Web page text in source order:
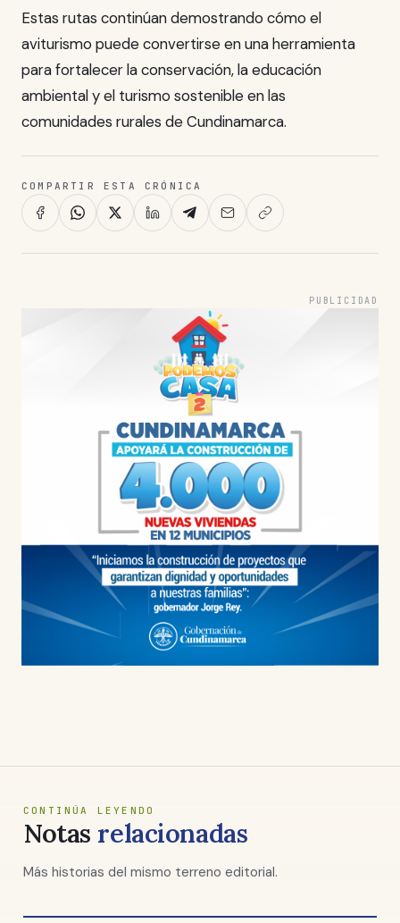
Estas rutas continúan demostrando cómo el
aviturismo puede convertirse en una herramienta
para fortalecer la conservación, la educación
ambiental y el turismo sostenible en las
comunidades rurales de Cundinamarca.
COMPARTIR ESTA CRÓNICA
PUBLICIDAD
CONTINÚA LEYENDO
Notas relacionadas
Más historias del mismo terreno editorial.